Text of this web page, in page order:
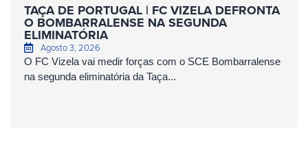
TAÇA DE PORTUGAL | FC VIZELA DEFRONTA
O BOMBARRALENSE NA SEGUNDA
ELIMINATÓRIA
Agosto 3, 2026
O FC Vizela vai medir forças com o SCE Bombarralense
na segunda eliminatória da Taça...